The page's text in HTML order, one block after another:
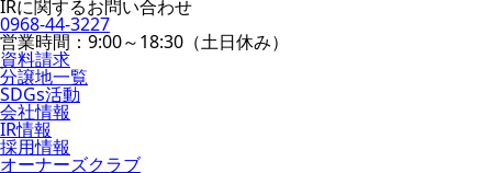
IRに関するお問い合わせ
0968-44-3227
営業時間：9:00～18:30（土日休み）
資料請求
分譲地一覧
SDGs活動
会社情報
IR情報
採用情報
オーナーズクラブ